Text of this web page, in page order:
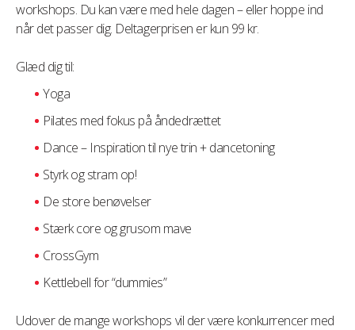
workshops. Du kan være med hele dagen – eller hoppe ind
når det passer dig. Deltagerprisen er kun 99 kr.
Glæd dig til:
Yoga
Pilates med fokus på åndedrættet
Dance – Inspiration til nye trin + dancetoning
Styrk og stram op!
De store benøvelser
Stærk core og grusom mave
CrossGym
Kettlebell for “dummies”
Udover de mange workshops vil der være konkurrencer med